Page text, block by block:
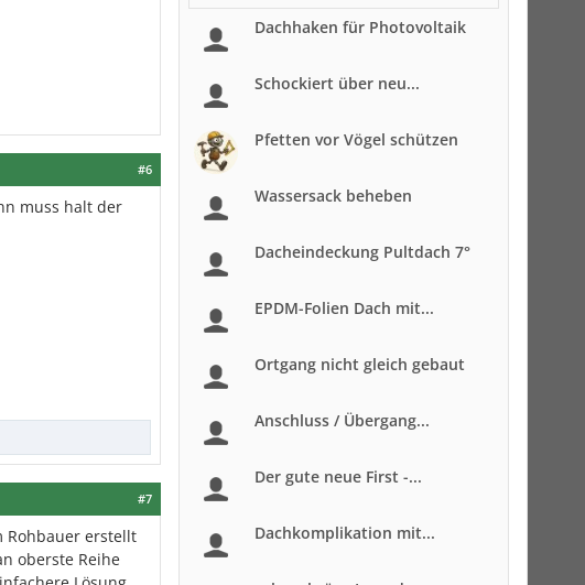
#6
muss halt der
#7
Rohbauer erstellt
oberste Reihe
Dachhaken für Photovoltaik
Schockiert über neu...
Pfetten vor Vögel schützen
Wassersack beheben
Dacheindeckung Pultdach 7°
EPDM-Folien Dach mit...
Ortgang nicht gleich gebaut
Anschluss / Übergang...
Der gute neue First -...
Dachkomplikation mit...